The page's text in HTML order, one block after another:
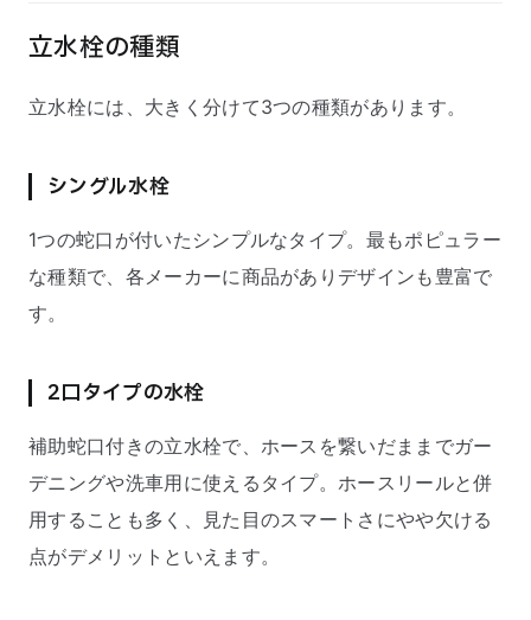
立水栓の種類
立水栓には、大きく分けて3つの種類があります。
シングル水栓
1つの蛇口が付いたシンプルなタイプ。最もポピュラー
な種類で、各メーカーに商品がありデザインも豊富で
す。
2口タイプの水栓
補助蛇口付きの立水栓で、ホースを繋いだままでガー
デニングや洗車用に使えるタイプ。ホースリールと併
用することも多く、見た目のスマートさにやや欠ける
点がデメリットといえます。